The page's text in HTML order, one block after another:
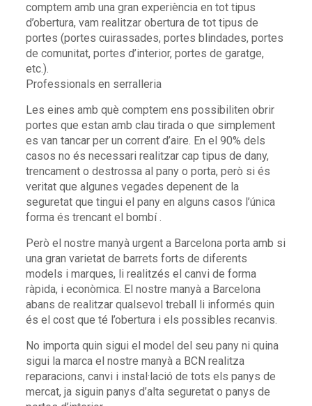
comptem amb una gran experiència en tot tipus
d’obertura, vam realitzar obertura de tot tipus de
portes (portes cuirassades, portes blindades, portes
de comunitat, portes d’interior, portes de garatge,
etc.).
Professionals en serralleria
Les eines amb què comptem ens possibiliten obrir
portes que estan amb clau tirada o que simplement
es van tancar per un corrent d’aire. En el 90% dels
casos no és necessari realitzar cap tipus de dany,
trencament o destrossa al pany o porta, però si és
veritat que algunes vegades depenent de la
seguretat que tingui el pany en alguns casos l’única
forma és trencant el bombí .
Però el nostre manyà urgent a Barcelona porta amb si
una gran varietat de barrets forts de diferents
models i marques, li realitzés el canvi de forma
ràpida, i econòmica. El nostre manyà a Barcelona
abans de realitzar qualsevol treball li informés quin
és el cost que té l’obertura i els possibles recanvis.
No importa quin sigui el model del seu pany ni quina
sigui la marca el nostre manyà a BCN realitza
reparacions, canvi i instal·lació de tots els panys de
mercat, ja siguin panys d’alta seguretat o panys de